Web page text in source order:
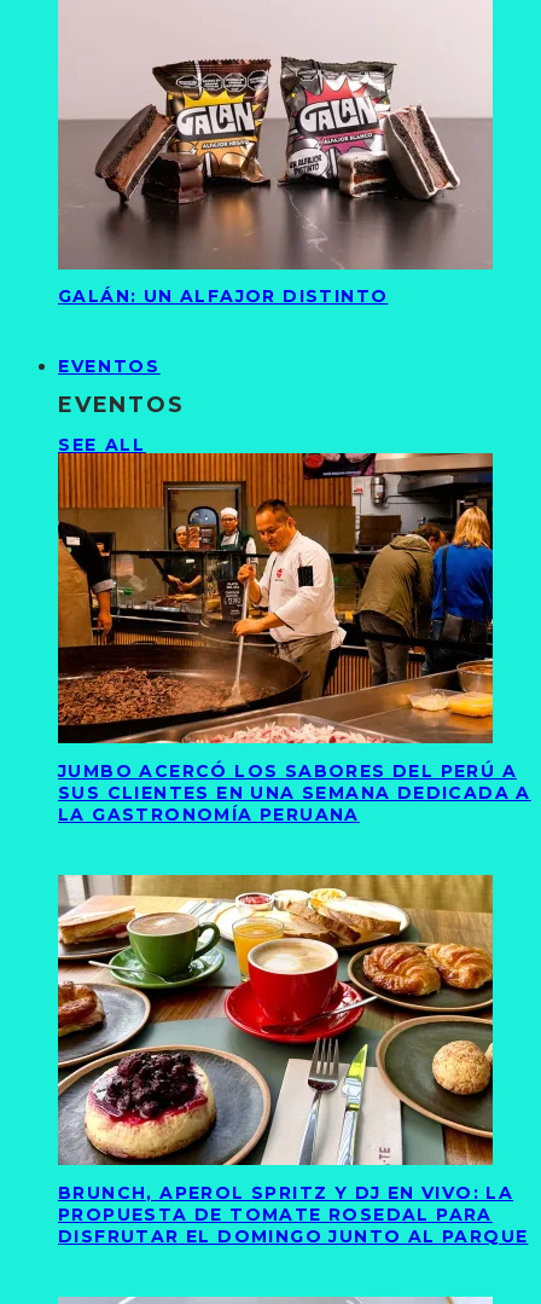
GALÁN: UN ALFAJOR DISTINTO
EVENTOS
EVENTOS
SEE ALL
JUMBO ACERCÓ LOS SABORES DEL PERÚ A
SUS CLIENTES EN UNA SEMANA DEDICADA A
LA GASTRONOMÍA PERUANA
BRUNCH, APEROL SPRITZ Y DJ EN VIVO: LA
PROPUESTA DE TOMATE ROSEDAL PARA
DISFRUTAR EL DOMINGO JUNTO AL PARQUE